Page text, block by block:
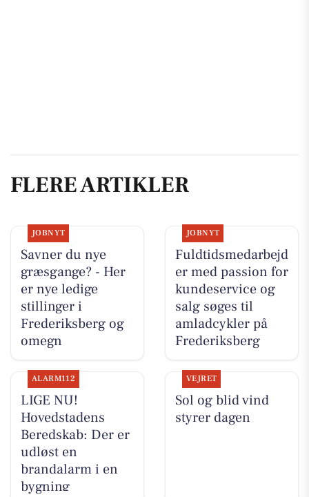
FLERE ARTIKLER
JOBNYT
Savner du nye
græsgange? - Her
er nye ledige
stillinger i
Frederiksberg og
omegn
JOBNYT
Fuldtidsmedarbejd
er med passion for
kundeservice og
salg søges til
amladcykler på
Frederiksberg
ALARM112
LIGE NU!
Hovedstadens
Beredskab: Der er
udløst en
brandalarm i en
bygning
VEJRET
Sol og blid vind
styrer dagen